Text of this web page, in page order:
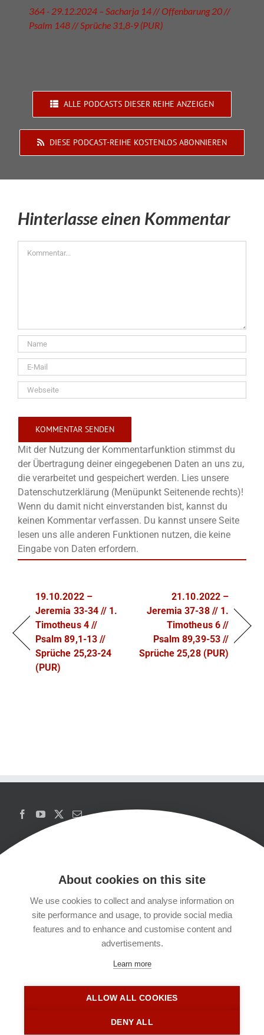
364 - 29.12.2024 – Sacharja 14 // Offenbarung 20 //
Psalm 148 // Sprüche 31,8-9 (PUR)
ALLE PODCASTS DIESER REIHE ANZEIGEN
DIESE PODCAST-REIHE KOSTENLOS ABONNIEREN
Hinterlasse einen Kommentar
Mit der Nutzung der Kommentarfunktion stimmst du
der Übertragung deiner eingegebenen Daten an uns zu,
die verarbeitet und gespeichert werden. Lies unsere
Datenschutzerklärung (Menüpunkt Seitenende rechts)!
Wenn du damit nicht einverstanden bist, kannst du
keinen Kommentar verfassen. Du kannst unsere Seite
lesen uns alle anderen Funktionen nutzen, die keine
Eingabe von Daten erfordern.
19.10.2022 –
Jeremia 33-34 // 1.
Timotheus 4 //
Psalm 89,1-13 //
Sprüche 25,23-24
(PUR)
21.10.2022 –
Jeremia 37-38 // 1.
Timotheus 6 //
Psalm 89,39-53 //
Sprüche 25,28 (PUR)
Copyrights
Datenschutzerklärung
Kontakt
About cookies on this site
We use cookies to collect and analyse information on
site performance and usage, to provide social media
features and to enhance and customise content and
advertisements.
Learn more
ALLOW ALL COOKIES
DENY ALL